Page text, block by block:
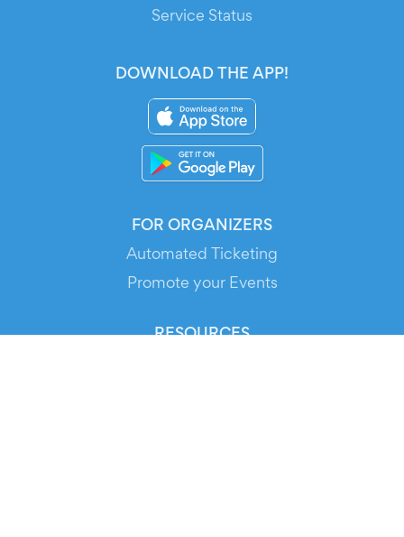
FOR ORGANIZERS
Automated Ticketing
Promote your Events
RESOURCES
Service Status
DOWNLOAD THE APP!